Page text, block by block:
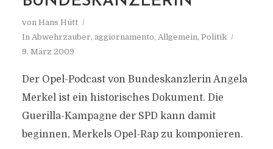
von Hans Hütt
In Abwehrzauber, aggiornamento, Allgemein, Politik
9. März 2009
Der Opel-Podcast von Bundeskanzlerin Angela
Merkel ist ein historisches Dokument. Die
Guerilla-Kampagne der SPD kann damit
beginnen, Merkels Opel-Rap zu komponieren.